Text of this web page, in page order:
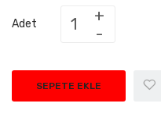
Adet
SEPETE EKLE